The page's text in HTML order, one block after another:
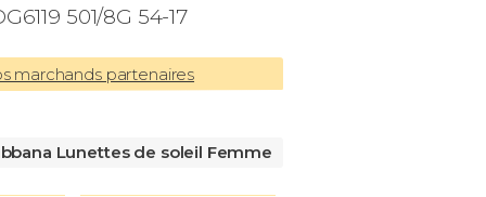
501/8G 54-17
marchands partenaires
Lunettes de soleil Femme